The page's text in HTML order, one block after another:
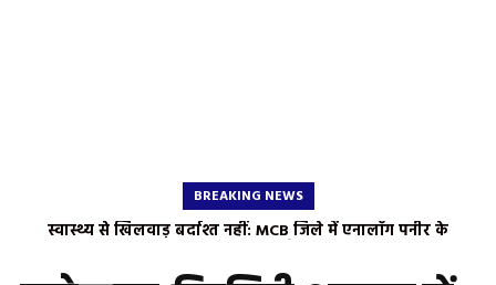
BREAKING NEWS
स्वास्थ्य से खिलवाड़ बर्दाश्त नहीं: MCB जिले में एनालॉग पनीर के
सुरक्षा विभाग की बड़ी कार्रवाई: 9 प्रतिष्ठानों की सघन जांच, विक्रेताओं से